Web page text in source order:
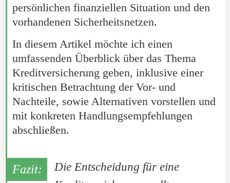
persönlichen finanziellen Situation und den
vorhandenen Sicherheitsnetzen.
In diesem Artikel möchte ich einen
umfassenden Überblick über das Thema
Kreditversicherung geben, inklusive einer
kritischen Betrachtung der Vor- und
Nachteile, sowie Alternativen vorstellen und
mit konkreten Handlungsempfehlungen
abschließen.
Die Entscheidung für eine